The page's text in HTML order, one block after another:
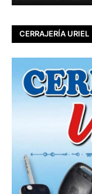
CERRAJERÍA URIEL